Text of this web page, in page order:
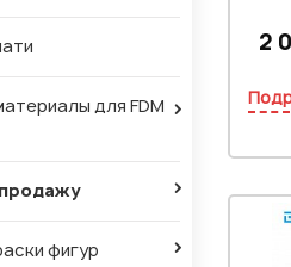
для FDM
фигур
2